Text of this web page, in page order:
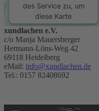
des Service zu, um
diese Karte
anzuzeigen.
Mehr
Informationen
Akzeptieren
Usercentrics
xundlachen e.V.
c/o Manja Mauersberger
Hermann-Löns-Weg 42
69118 Heidelberg
eMail: info@xundlachen.de
Tel.: 0157 82408692